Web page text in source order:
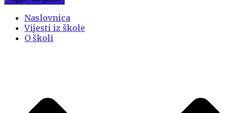
Naslovnica
Vijesti iz škole
O školi